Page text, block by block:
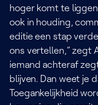
hoger komt te
ook in houding,
editie een stap
ons vertellen,” zegt
iemand achteraf
blijven. Dan weet je
Toegankelijkheid